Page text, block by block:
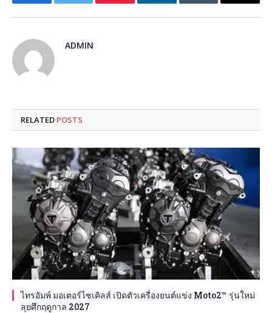
FacebookTwitter Pinterest LinkedInTumblr Email
ADMIN
RELATED POSTS
ไทรอัมพ์ มอเตอร์ไซเคิลส์ เปิดตัวเครื่องยนต์แข่ง Moto2™ รุ่นใหม่
ลุยศึกฤดูกาล 2027